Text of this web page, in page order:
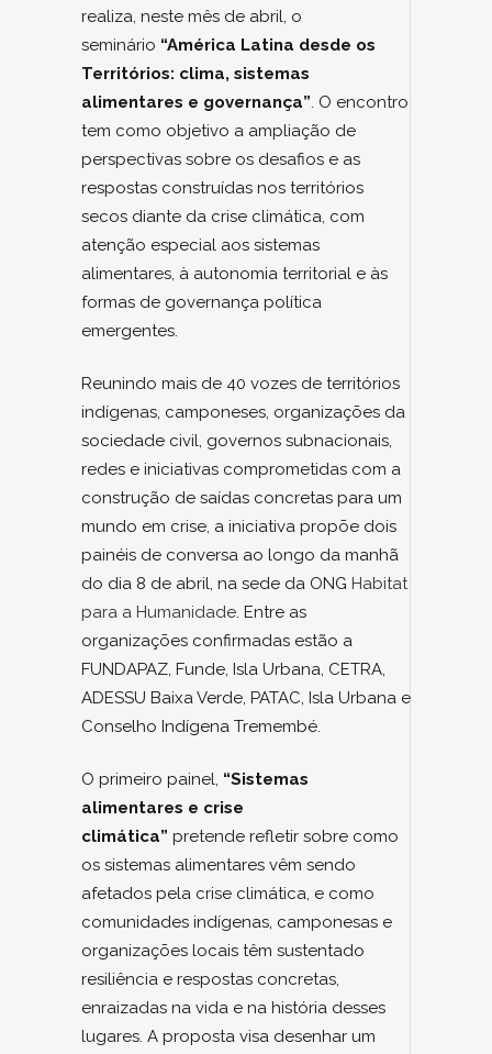
realiza, neste mês de abril, o
seminário “América Latina desde os
Territórios: clima, sistemas
alimentares e governança”. O encontro
tem como objetivo a ampliação de
perspectivas sobre os desafios e as
respostas construídas nos territórios
secos diante da crise climática, com
atenção especial aos sistemas
alimentares, à autonomia territorial e às
formas de governança política
emergentes.
Reunindo mais de 40 vozes de territórios
indígenas, camponeses, organizações da
sociedade civil, governos subnacionais,
redes e iniciativas comprometidas com a
construção de saídas concretas para um
mundo em crise, a iniciativa propõe dois
painéis de conversa ao longo da manhã
do dia 8 de abril, na sede da ONG Habitat
para a Humanidade. Entre as
organizações confirmadas estão a
FUNDAPAZ, Funde, Isla Urbana, CETRA,
ADESSU Baixa Verde, PATAC, Isla Urbana e
Conselho Indígena Tremembé.
O primeiro painel, “Sistemas
alimentares e crise
climática” pretende refletir sobre como
os sistemas alimentares vêm sendo
afetados pela crise climática, e como
comunidades indígenas, camponesas e
organizações locais têm sustentado
resiliência e respostas concretas,
enraizadas na vida e na história desses
lugares. A proposta visa desenhar um